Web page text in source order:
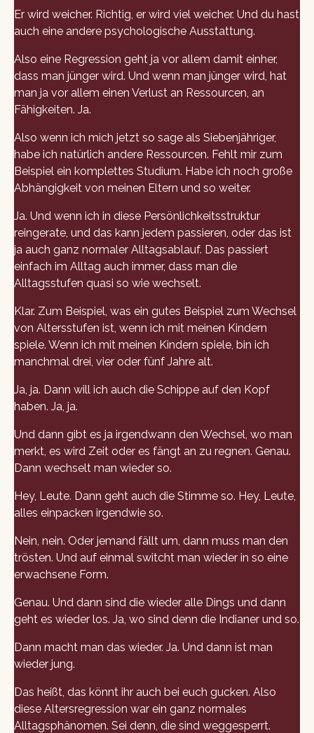
Er wird weicher. Richtig, er wird viel weicher. Und du hast
auch eine andere psychologische Ausstattung.
Also eine Regression geht ja vor allem damit einher,
dass man jünger wird. Und wenn man jünger wird, hat
man ja vor allem einen Verlust an Ressourcen, an
Fähigkeiten. Ja.
Also wenn ich mich jetzt so sage als Siebenjähriger,
habe ich natürlich andere Ressourcen. Fehlt mir zum
Beispiel ein komplettes Studium. Habe ich noch große
Abhängigkeit von meinen Eltern und so weiter.
Ja. Und wenn ich in diese Persönlichkeitsstruktur
reingerate, und das kann jedem passieren, oder das ist
ja auch ganz normaler Alltagsablauf. Das passiert
einfach im Alltag auch immer, dass man die
Alltagsstufen quasi so wie wechselt.
Klar. Zum Beispiel, was ein gutes Beispiel zum Wechsel
von Altersstufen ist, wenn ich mit meinen Kindern
spiele. Wenn ich mit meinen Kindern spiele, bin ich
manchmal drei, vier oder fünf Jahre alt.
Ja, ja. Dann will ich auch die Schippe auf den Kopf
haben. Ja, ja.
Und dann gibt es ja irgendwann den Wechsel, wo man
merkt, es wird Zeit oder es fängt an zu regnen. Genau.
Dann wechselt man wieder so.
Hey, Leute. Dann geht auch die Stimme so. Hey, Leute,
alles einpacken irgendwie so.
Nein, nein. Oder jemand fällt um, dann muss man den
trösten. Und auf einmal switcht man wieder in so eine
erwachsene Form.
Genau. Und dann sind die wieder alle Dings und dann
geht es wieder los. Ja, wo sind denn die Indianer und so.
Dann macht man das wieder. Ja. Und dann ist man
wieder jung.
Das heißt, das könnt ihr auch bei euch gucken. Also
diese Altersregression war ein ganz normales
Alltagsphänomen. Sei denn, die sind weggesperrt.